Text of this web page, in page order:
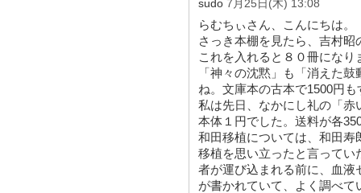
sudo 7月25日(木) 13:08
らむちぃさん、こんにちは。
さっき本棚を見たら、吉村
これを入れると８０冊になり
「神々の沈黙」も「消えた
ね。文庫本の古本で1500円
私は先日、なかにし礼の「
本体１円でした。送料が各
和田移植については、和田
移植を思い立ったと言って
者が運び込まれる前に、血
が書かれていて、よく調べて